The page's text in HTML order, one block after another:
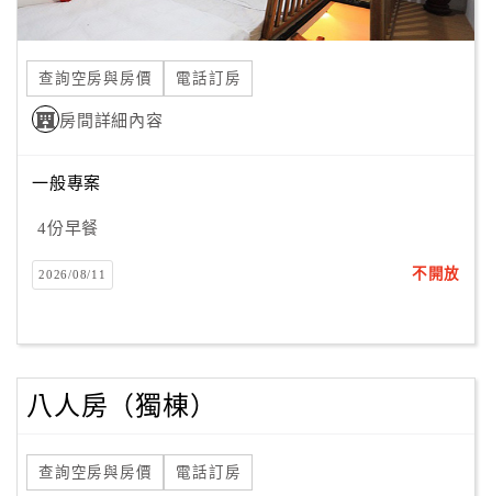
品
宣
傳
查詢空房與房價 電話訂房
房間詳細內容
一般專案
4份早餐
2026/08/11 不開放
八人房（獨棟）
查詢空房與房價 電話訂房